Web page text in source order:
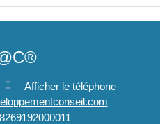
Afficher le téléphone